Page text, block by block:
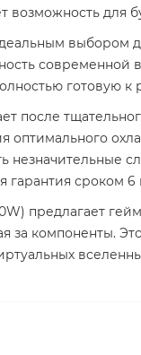
возможность для
выбором
готовую
после
оптимального
незначительные
гарантия сроком 6
предлагает
за компоненты.